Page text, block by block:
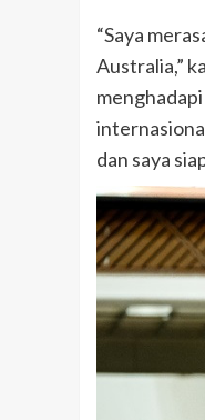
“Saya
Australia,”
dan saya